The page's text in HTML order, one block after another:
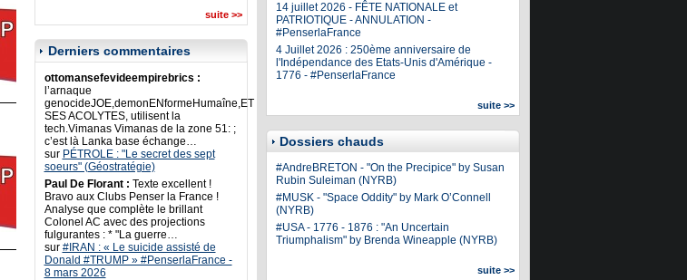
suite >>
Derniers commentaires
ottomansefevideempirebrics :
l’arnaque
genocideJOE,demonENformeHumaîne,ET
SES ACOLYTES, utilisent la
tech.Vimanas Vimanas de la zone 51: ;
c’est là Lanka base échange…
sur PÉTROLE : "Le secret des sept
soeurs" (Géostratégie)
Paul De Florant : Texte excellent !
Bravo aux Clubs Penser la France !
Analyse que complète le brillant
Colonel AC avec des projections
fulgurantes : * "La guerre…
sur #IRAN : « Le suicide assisté de
Donald #TRUMP » #PenserlaFrance -
8 mars 2026
14 juillet 2026 - FÊTE NATIONALE et
PATRIOTIQUE - ANNULATION -
#PenserlaFrance
4 Juillet 2026 : 250ème anniversaire de
l'Indépendance des Etats-Unis d'Amérique -
1776 - #PenserlaFrance
suite >>
Dossiers chauds
#AndreBRETON - "On the Precipice" by Susan
Rubin Suleiman (NYRB)
#MUSK - "Space Oddity" by Mark O’Connell
(NYRB)
#USA - 1776 - 1876 : "An Uncertain
Triumphalism" by Brenda Wineapple (NYRB)
suite >>